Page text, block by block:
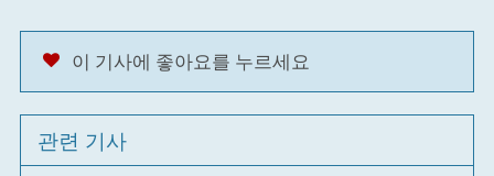
이 기사에 좋아요를 누르세요
관련 기사